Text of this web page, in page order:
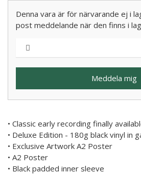
Denna vara är för närvarande ej i
post meddelande när den finns i
Meddela mig
• Classic early recording finally
• Deluxe Edition - 180g black vinyl in
• Exclusive Artwork A2 Poster
• A2 Poster
• Black padded inner sleeve